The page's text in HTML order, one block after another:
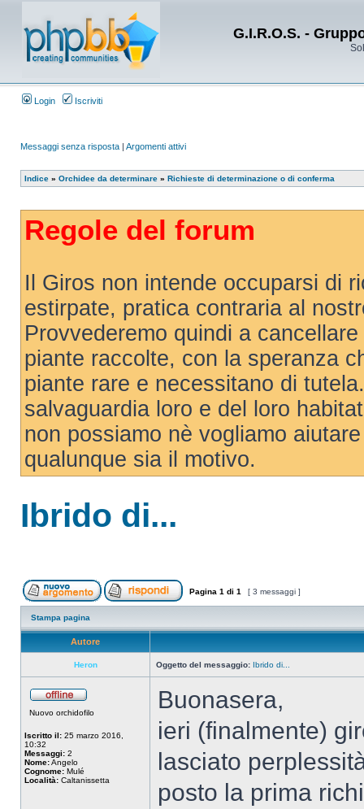
G.I.R.O.S. -
Login Iscriviti
Messaggi senza risposta | Argomenti attivi
Indice » Orchidee da determinare » Richieste di determinazione o di conferma
Regole del forum
Il Giros non intende occuparsi di
estirpate, pratica contraria al
Provvederemo quindi a
piante raccolte, con la speranza
piante rare e necessitano di
salvaguardia loro e del loro
non possiamo nè vogliamo
qualunque sia il motivo.
Ibrido di...
Pagina 1 di 1 [ 3 messaggi ]
Stampa pagina
Autore
Heron Oggetto del messaggio: Ibrido di...
Nuovo orchidofilo
Iscritto il: 25 marzo 2016,
10:32
Messaggi: 2
Nome:Angelo
Cognome: Mulé
Località: Caltanissetta
Buonasera,
ieri (finalmente)
lasciato
posto la prima